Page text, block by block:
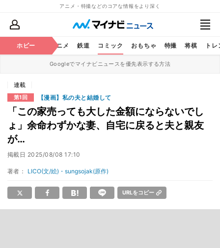
アニメ・特撮などのコアな情報をより深く
ホビー アニメ 鉄道 コミック おもちゃ 特撮 将棋 ト
Googleでマイナビニュースを優先表示する方法
連載
第1回 【漫画】私の夫と結婚して
「この家売っても大した金額にならないでし
ょ」余命わずかな妻、自宅に戻ると夫と親友
が…
掲載日 2025/08/08 17:10
著者： LICO(文/絵)・sungsojak(原作)
URLをコピー